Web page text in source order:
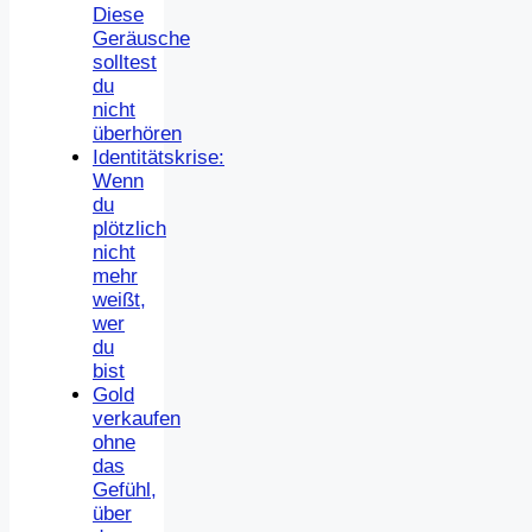
Diese
Geräusche
solltest
du
nicht
überhören
Identitätskrise:
Wenn
du
plötzlich
nicht
mehr
weißt,
wer
du
bist
Gold
verkaufen
ohne
das
Gefühl,
über